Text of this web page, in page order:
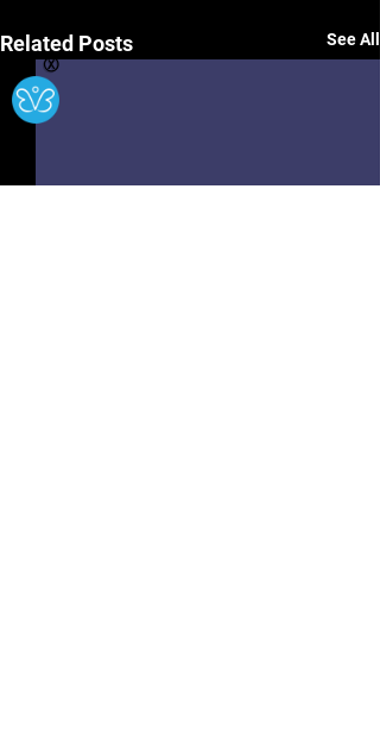
Related Posts See All
Ⓧ